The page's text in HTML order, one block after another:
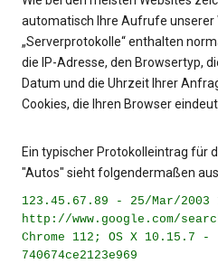
automatisch Ihre Aufrufe unserer
„Serverprotokolle“ enthalten
die IP-Adresse, den Browsertyp,
Datum und die Uhrzeit Ihrer
Cookies, die Ihren Browser
Ein typischer Protokolleintrag für
"Autos" sieht folgendermaßen
123.45.67.89 - 25/Mar/2003
http://www.google.com/
Chrome 112; OS X 10.15.7 -
740674ce2123e969